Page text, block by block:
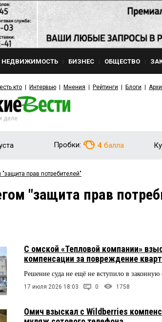
НЕДВИЖИМОСТЬ БИЗНЕС ОБЩЕСТВО
кто Интервью Мнения Рейтинги Блоги
деле
Пробки: 4 балла
прав потребителей"
"защита прав
С омской «Тепловой компании»
компенсации за повреждение
Решение суда не ещё не вступило в законную
17 июля 2026 18:03 0 1758
Омич взыскал с Wildberries